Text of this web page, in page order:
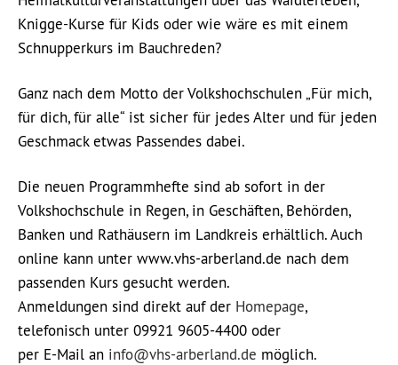
Knigge-Kurse für Kids oder wie wäre es mit einem
Schnupperkurs im Bauchreden?
Ganz nach dem Motto der Volkshochschulen „Für mich,
für dich, für alle“ ist sicher für jedes Alter und für jeden
Geschmack etwas Passendes dabei.
Die neuen Programmhefte sind ab sofort in der
Volkshochschule in Regen, in Geschäften, Behörden,
Banken und Rathäusern im Landkreis erhältlich. Auch
online kann unter www.vhs-arberland.de nach dem
passenden Kurs gesucht werden.
Anmeldungen sind direkt auf der Homepage,
telefonisch unter 09921 9605-4400 oder
per E-Mail an info@vhs-arberland.de möglich.